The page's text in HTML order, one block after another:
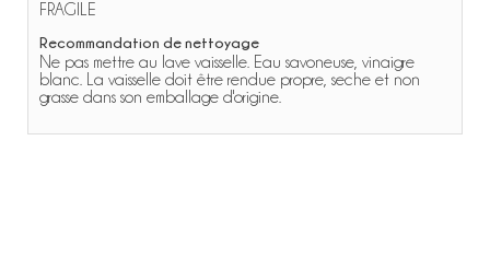
FRAGILE
Recommandation de nettoyage
Ne pas mettre au lave vaisselle. Eau savoneuse, vinaigre
blanc. La vaisselle doit être rendue propre, seche et non
grasse dans son emballage d'origine.